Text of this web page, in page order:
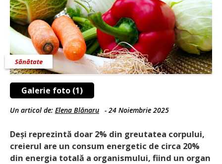
Galerie foto (1)
Sănătate
Un articol de: Elena Blănaru - 24 Noiembrie 2025
Deși reprezintă doar 2% din greutatea corpului,
creierul are un consum energetic de circa 20%
din energia totală a organismului, fiind un organ